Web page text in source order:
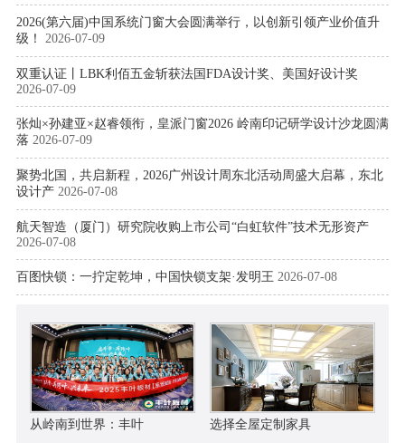
2026(第六届)中国系统门窗大会圆满举行，以创新引领产业价值升
级！
2026-07-09
双重认证丨LBK利佰五金斩获法国FDA设计奖、美国好设计奖
2026-07-09
张灿×孙建亚×赵睿领衔，皇派门窗2026 岭南印记研学设计沙龙圆满
落 2026-07-09
聚势北国，共启新程，2026广州设计周东北活动周盛大启幕，东北
设计产 2026-07-08
航天智造（厦门）研究院收购上市公司“白虹软件”技术无形资产
2026-07-08
百图快锁：一拧定乾坤，中国快锁支架·发明王 2026-07-08
从岭南到世界：丰叶 选择全屋定制家具